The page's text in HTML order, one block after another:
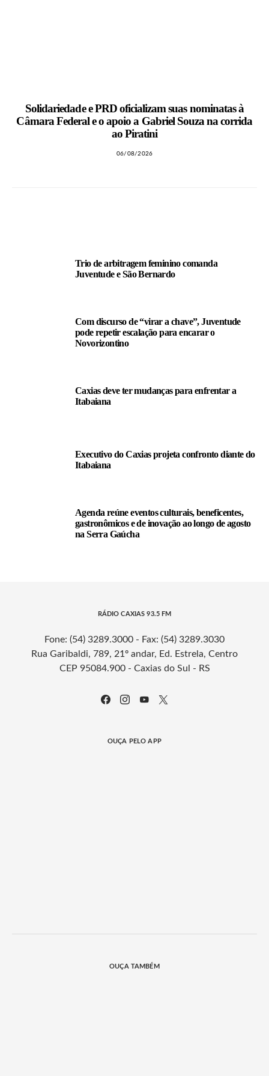
Solidariedade e PRD oficializam suas nominatas à
Câmara Federal e o apoio a Gabriel Souza na corrida
ao Piratini
06/08/2026
Trio de arbitragem feminino comanda
Juventude e São Bernardo
Com discurso de “virar a chave”, Juventude
pode repetir escalação para encarar o
Novorizontino
Caxias deve ter mudanças para enfrentar a
Itabaiana
Executivo do Caxias projeta confronto diante do
Itabaiana
Agenda reúne eventos culturais, beneficentes,
gastronômicos e de inovação ao longo de agosto
na Serra Gaúcha
RÁDIO CAXIAS 93.5 FM
Fone: (54) 3289.3000 - Fax: (54) 3289.3030
Rua Garibaldi, 789, 21º andar, Ed. Estrela, Centro
CEP 95084.900 - Caxias do Sul - RS
OUÇA PELO APP
OUÇA TAMBÉM